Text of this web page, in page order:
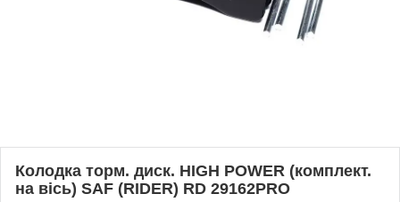
Колодка торм. диск. HIGH POWER (комплект.
на вісь) SAF (RIDER) RD 29162PRO